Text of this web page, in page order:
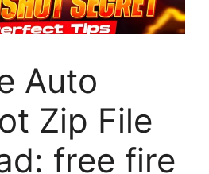
Auto
Zip File
free fire